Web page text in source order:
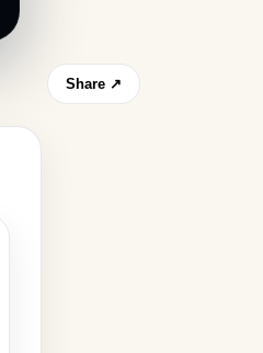
Share ↗